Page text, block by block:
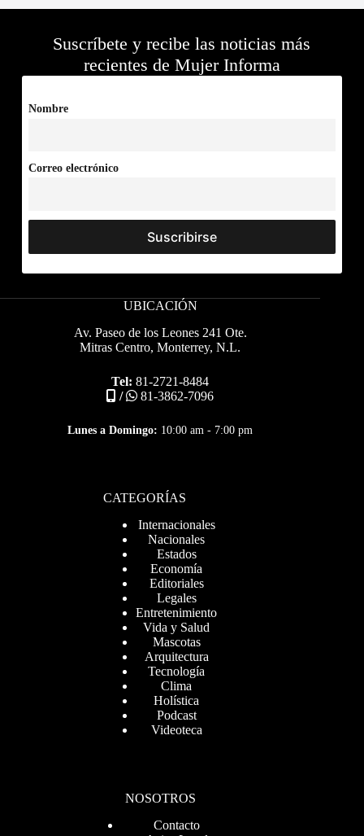
Suscríbete y recibe las noticias más
recientes de Mujer Informa
Nombre
Correo electrónico
UBICACIÓN
Av. Paseo de los Leones 241 Ote.
Mitras Centro, Monterrey, N.L.
Tel: 81-2721-8484
/
81-3862-7096
Lunes a Domingo: 10:00 am - 7:00 pm
CATEGORÍAS
Internacionales
Nacionales
Estados
Economía
Editoriales
Legales
Entretenimiento
Vida y Salud
Mascotas
Arquitectura
Tecnología
Clima
Holística
Podcast
Videoteca
NOSOTROS
Contacto